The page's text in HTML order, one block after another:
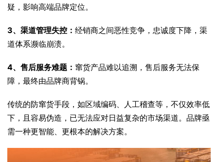
疑，影响高端品牌定位。
3、渠道管理失控： 经销商之间恶性竞争，忠诚度下降，渠
道体系濒临崩溃。
4、售后服务难题： 窜货产品难以追溯，售后服务无法保
障，最终由品牌商背锅。
传统的防窜货手段，如区域编码、人工稽查等，不仅效率低
下，且容易伪造，已无法应对日益复杂的市场渠道。品牌亟
需一种更智能、更根本的解决方案。